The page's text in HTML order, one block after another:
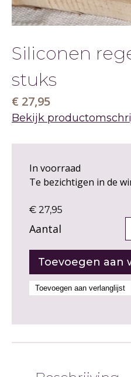
Siliconen
stuks
€ 27,95
Bekijk
In voorraad
Te bezichtigen in de
€ 27,95
Aantal